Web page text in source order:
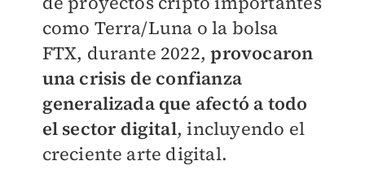
como Terra/Luna o la bolsa
FTX, durante 2022,provocaron
una crisis de confianza
generalizada que afectó a todo
el sector digital, incluyendo el
creciente arte digital.